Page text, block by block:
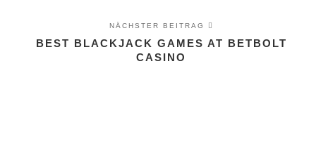
NÄCHSTER BEITRAG
BEST BLACKJACK GAMES AT BETBOLT
CASINO